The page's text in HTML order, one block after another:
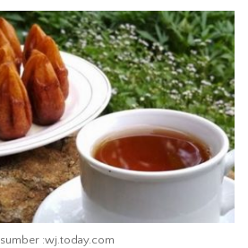
sumber :wj.today.com